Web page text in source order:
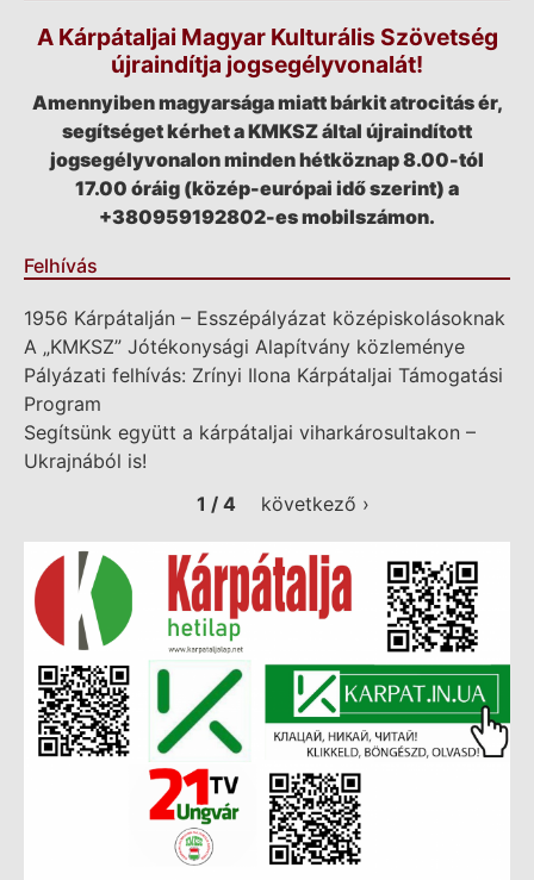
A Kárpátaljai Magyar Kulturális Szövetség
újraindítja jogsegélyvonalát!
Amennyiben magyarsága miatt bárkit atrocitás ér,
segítséget kérhet a KMKSZ által újraindított
jogsegélyvonalon minden hétköznap 8.00-tól
17.00 óráig (közép-európai idő szerint) a
+380959192802-es mobilszámon.
Felhívás
1956 Kárpátalján – Esszépályázat középiskolásoknak
A „KMKSZ” Jótékonysági Alapítvány közleménye
Pályázati felhívás: Zrínyi Ilona Kárpátaljai Támogatási
Program
Segítsünk együtt a kárpátaljai viharkárosultakon –
Ukrajnából is!
1 / 4
következő ›